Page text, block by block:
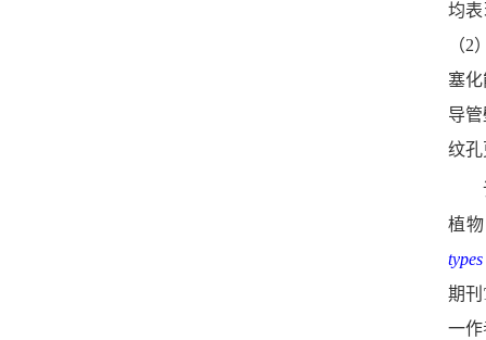
均
（
塞
导
纹
植
期刊
一